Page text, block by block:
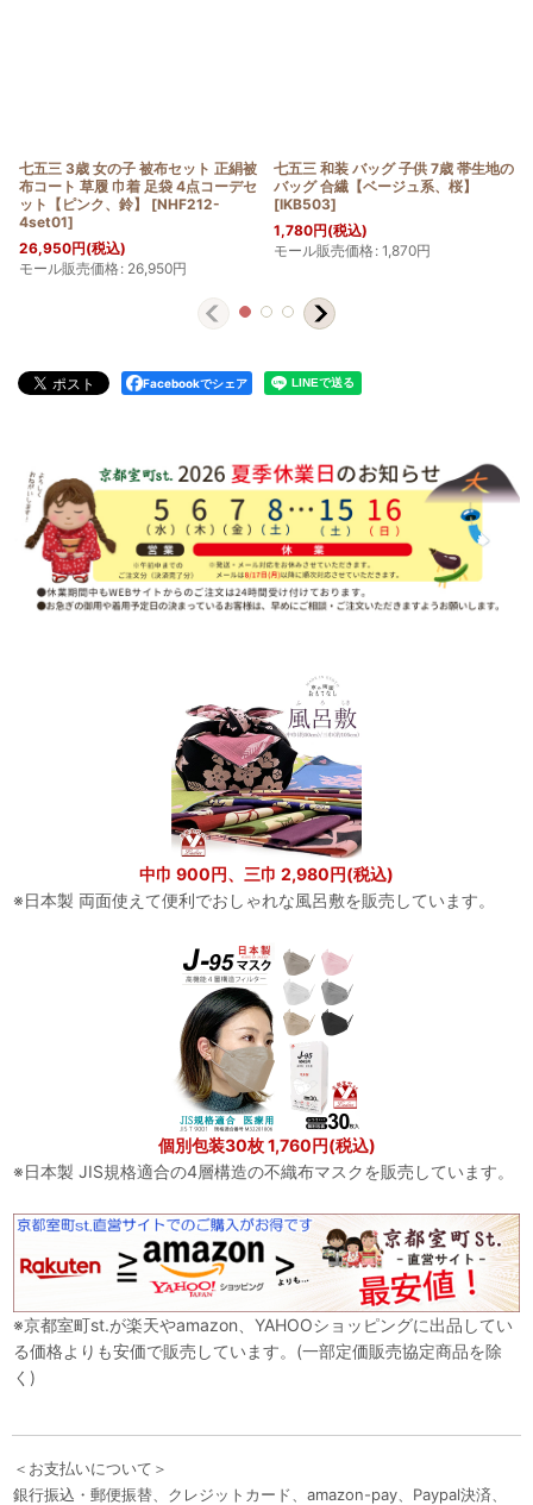
七五三 3歳 女の子 被布セット 正絹被
布コート 草履 巾着 足袋 4点コーデセ
ット【ピンク、鈴】
[NHF212-
4set01]
26,950円(税込)
モール販売価格: 26,950円
七五三 和装 バッグ 子供 7歳 帯生地の
バッグ 合繊【ベージュ系、桜】
[IKB503]
1,780円(税込)
モール販売価格: 1,870円
Facebookでシェア
中巾 900円、三巾 2,980円(税込)
※日本製 両面使えて便利でおしゃれな風呂敷を販売しています。
個別包装30枚 1,760円(税込)
※日本製 JIS規格適合の4層構造の不織布マスクを販売しています。
※京都室町st.が楽天やamazon、YAHOOショッピングに出品してい
る価格よりも安価で販売しています。(一部定価販売協定商品を除
く)
＜お支払いについて＞
銀行振込・郵便振替、クレジットカード、amazon-pay、Paypal決済、